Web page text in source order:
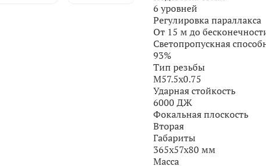
6 уровней
Регулировка параллакса
От 15 м до
Светопропускная
93%
Тип резьбы
M57.5x0.75
Ударная стойкость
6000 ДЖ
Фокальная плоскость
Вторая
Габариты
365x57x80 мм
Масса